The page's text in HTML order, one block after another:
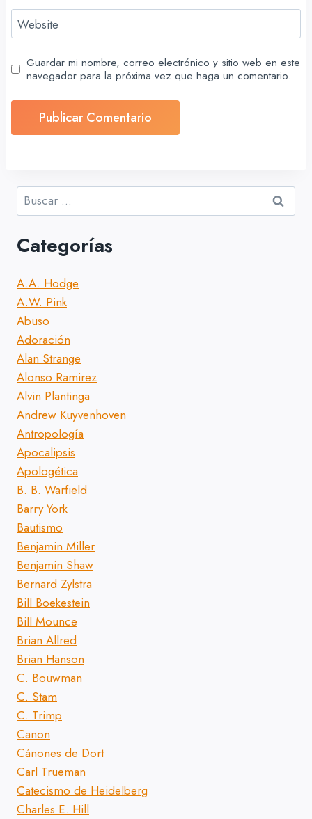
Website
Guardar mi nombre, correo electrónico y sitio web en este
navegador para la próxima vez que haga un comentario.
Buscar:
Categorías
A.A. Hodge
A.W. Pink
Abuso
Adoración
Alan Strange
Alonso Ramirez
Alvin Plantinga
Andrew Kuyvenhoven
Antropología
Apocalipsis
Apologética
B. B. Warfield
Barry York
Bautismo
Benjamin Miller
Benjamin Shaw
Bernard Zylstra
Bill Boekestein
Bill Mounce
Brian Allred
Brian Hanson
C. Bouwman
C. Stam
C. Trimp
Canon
Cánones de Dort
Carl Trueman
Catecismo de Heidelberg
Charles E. Hill